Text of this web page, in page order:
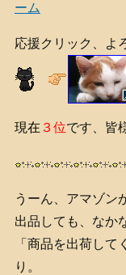
ーム
応援クリック、よ
現在 ３位です、皆
うーん、アマゾン
出品しても、なか
「商品を出荷し
り。